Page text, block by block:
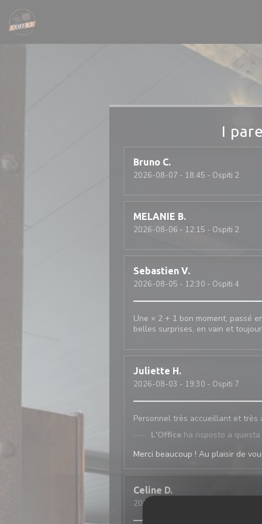
Personalizzazione delle tue scelte sui cookie
I
Bruno C
2026-08-07 - 18:45 - Ospiti 2
MELANIE B
2026-08-06 - 12:15 - Ospiti 2
Sebastien V
2026-08-05 - 12:30 - Ospiti 4
Une × 2 + 1 bon moment, passé
belles surprises, en vain et
Juliette H
2026-08-03 - 19:30 - Ospiti 7
Personnel très accueillant et très
L'Office ha risposto a
Merci beaucoup ! Au plaisir de
Celine D
2026-08-04